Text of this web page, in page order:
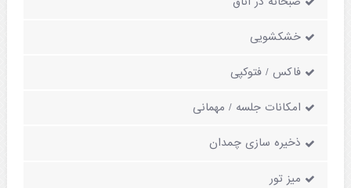
خشکشویی
فاکس / فتوکپی
امکانات جلسه / مهمانی
ذخیره سازی چمدان
میز تور